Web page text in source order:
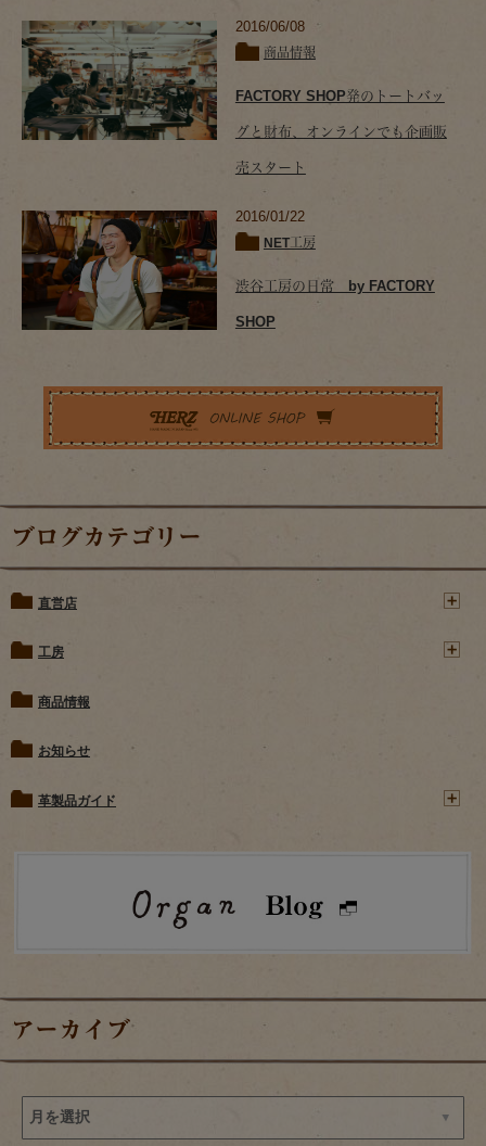
2016/06/08
商品情報
FACTORY SHOP発のトートバッ
グと財布、オンラインでも企画販
売スタート
2016/01/22
NET工房
渋谷工房の日常 by FACTORY
SHOP
ブログカテゴリー
直営店
工房
商品情報
お知らせ
革製品ガイド
アーカイブ